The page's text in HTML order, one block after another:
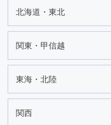
北海道・東北
関東・甲信越
東海・北陸
関西